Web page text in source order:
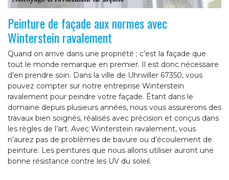
Peinture de façade aux normes avec
Winterstein ravalement
Quand on arrive dans une propriété ; c’est la façade que
tout le monde remarque en premier. Il est donc nécessaire
d’en prendre soin. Dans la ville de Uhrwiller 67350, vous
pouvez compter sur notre entreprise Winterstein
ravalement pour peindre votre façade. Étant dans le
domaine depuis plusieurs années, nous vous assurerons des
travaux bien soignés, réalisés avec précision et conçus dans
les règles de l’art. Avec Winterstein ravalement, vous
n’aurez pas de problèmes de bavure ou d’écoulement de
peinture. Les peintures que nous allons utiliser auront une
bonne résistance contre les UV du soleil.